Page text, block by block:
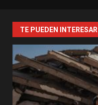
TE PUEDEN INTERESAR